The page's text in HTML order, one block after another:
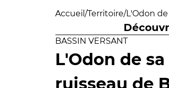
Accueil /Territoire/L'Odon
BASSIN VERSANT
L'Odon de
ruisseau de